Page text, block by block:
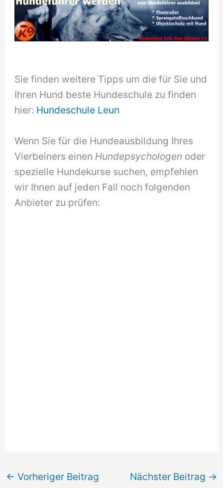
Sie finden weitere Tipps um die für Sie und
Ihren Hund beste Hundeschule zu finden
hier: Hundeschule Leun
Wenn Sie für die Hundeausbildung Ihres
Vierbeiners einen Hundepsychologen oder
spezielle Hundekurse suchen, empfehlen
wir Ihnen auf jeden Fall noch folgenden
Anbieter zu prüfen:
← Vorheriger Beitrag Nächster Beitrag →